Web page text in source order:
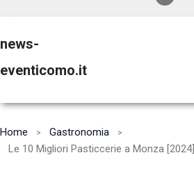
news-
eventicomo.it
Home
Gastronomia
Le 10 Migliori Pasticcerie a Monza [2024]